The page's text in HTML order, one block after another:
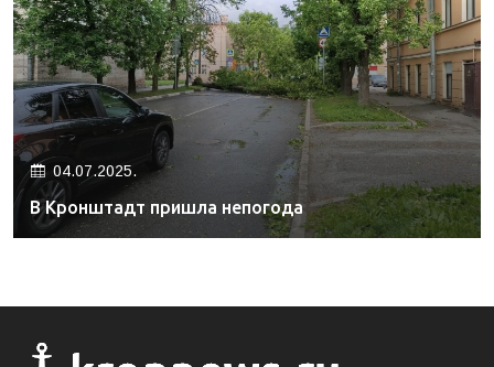
04.07.2025.
В Кронштадт пришла непогода